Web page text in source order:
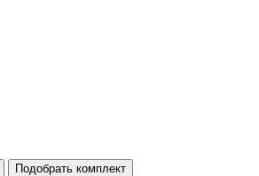
Подобрать комплект